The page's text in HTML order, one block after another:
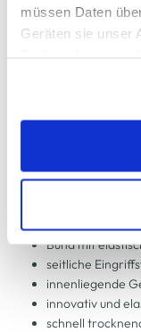
müssen Daten
Geräten sie unser
werden, werden
Fall gesetzt.
Trackingzwecke
erlauben" bzw.
(einschließlich
zu ändern oder zu
Cookie-Hinweis
Kostenlose
Herren
super bequeme
mit
Bund mit
seitliche
innenliegende
innovativ und
schnell